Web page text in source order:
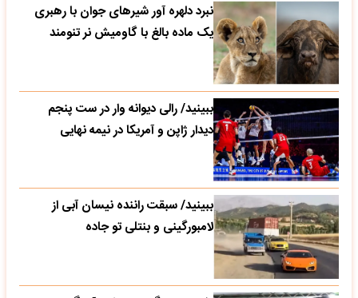
نبرد دلهره آور شیرهای جوان با رهبری
یک ماده بالغ با گاومیش نر تنومند
ببینید/ رالی دیوانه وار در ست پنجم
دیدار ژاپن و آمریکا در نیمه نهایی
ببینید/ سبقت راننده نیسان آبی از
لامبورگینی و بنتلی تو جاده